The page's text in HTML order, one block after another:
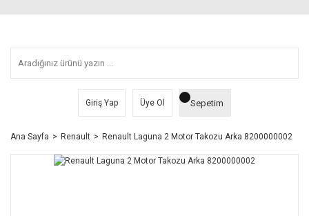
Giriş Yap Üye Ol Sepetim
Ana Sayfa Renault Renault Laguna 2 Motor Takozu Arka 8200000002